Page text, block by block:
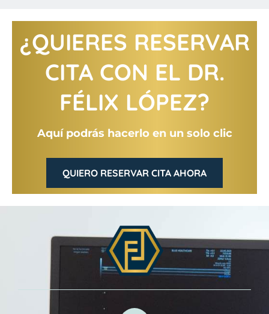
¿QUIERES RESERVAR
CITA CON EL DR.
FÉLIX LÓPEZ?
Aquí podrás hacerlo en un solo clic
QUIERO RESERVAR CITA AHORA